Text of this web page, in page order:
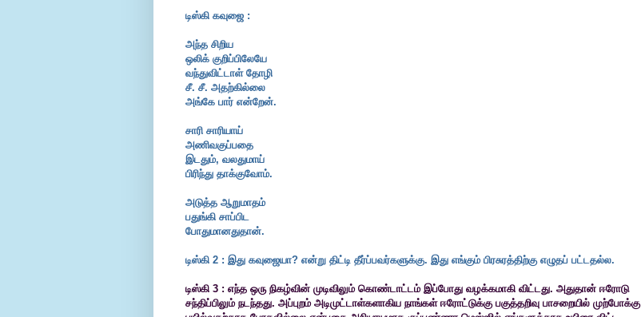
டிஸ்கி கவுஜை :
அந்த சிறிய
ஒலிக் குறிப்பிலேயே
வந்துவிட்டாள் தோழி
சீ. சீ. அதற்கில்லை
அங்கே பார் என்றேன்.
சாரி சாரியாய்
அணிவகுப்பதை
இடதும், வலதுமாய்
பிரிந்து தாக்குவோம்.
அடுத்த ஆறுமாதம்
பதுங்கி சாப்பிட
போதுமானதுதான்.
டிஸ்கி 2 : இது கவுஜையா? என்று திட்டி தீர்ப்பவர்களுக்கு. இது எங்கும் பிரசுரத்திற்கு எழுதப் பட்டதல்ல.
டிஸ்கி 3 : எந்த ஒரு நிகழ்வின் முடிவிலும் கொண்டாட்டம் இப்போது வழக்கமாகி விட்டது. அதுதான் ஈரோடு
சந்திப்பிலும் நடந்தது. அப்புறம் அடிமுட்டாள்களாகிய நாங்கள் ஈரோட்டுக்கு பகுத்தறிவு பாசறையில் முற்போக்கு